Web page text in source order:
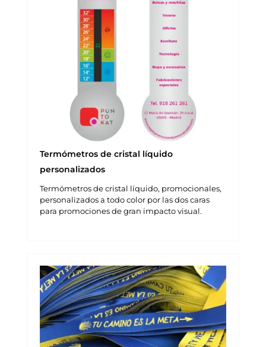
Termómetros de cristal líquido
personalizados
Termómetros de cristal líquido, promocionales,
personalizados a todo color por las dos caras
para promociones de gran impacto visual.